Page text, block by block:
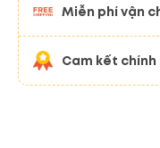
Miễn phí vận
Cam kết chính